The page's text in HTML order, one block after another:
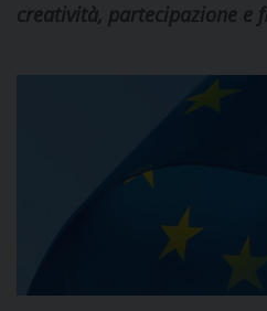
creatività, partecipazione e